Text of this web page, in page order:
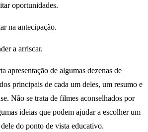
oportunidades.
na antecipação.
a arriscar.
apresentação de algumas dezenas de
principais de cada um deles, um resumo e
Não se trata de filmes aconselhados por
ideias que podem ajudar a escolher um
do ponto de vista educativo.